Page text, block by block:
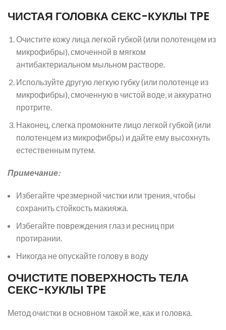
ЧИСТАЯ ГОЛОВКА СЕКС-КУКЛЫ TPE
Очистите кожу лица легкой губкой (или полотенцем из
микрофибры), смоченной в мягком
антибактериальном мыльном растворе.
Используйте другую легкую губку (или полотенце из
микрофибры), смоченную в чистой воде, и аккуратно
протрите.
Наконец, слегка промокните лицо легкой губкой (или
полотенцем из микрофибры) и дайте ему высохнуть
естественным путем.
Примечание:
Избегайте чрезмерной чистки или трения, чтобы
сохранить стойкость макияжа.
Избегайте повреждения глаз и ресниц при
протирании.
Никогда не опускайте голову в воду
ОЧИСТИТЕ ПОВЕРХНОСТЬ ТЕЛА
СЕКС-КУКЛЫ TPE
Метод очистки в основном такой же, как и головка.